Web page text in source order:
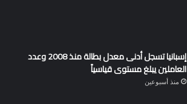
إسبانيا تسجل أدنى معدل بطالة منذ 2008 وعدد
العاملين يبلغ مستوى قياسياً
منذ أسبوعين